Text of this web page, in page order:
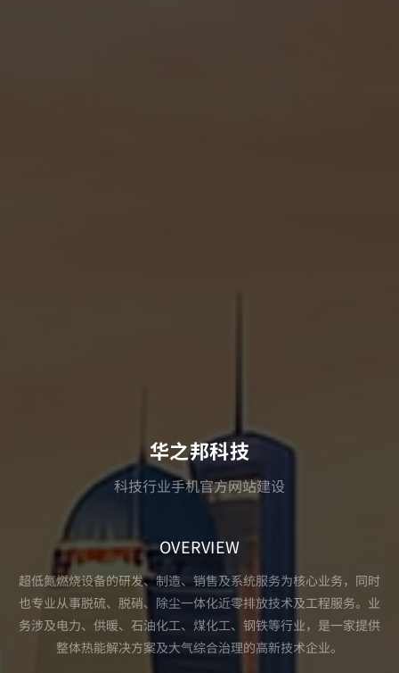
华之邦科技
科技行业手机官方网站建设
OVERVIEW
超低氮燃烧设备的研发、制造、销售及系统服务为核心业务，同时
也专业从事脱硫、脱硝、除尘一体化近零排放技术及工程服务。业
务涉及电力、供暖、石油化工、煤化工、钢铁等行业，是一家提供
整体热能解决方案及大气综合治理的高新技术企业。